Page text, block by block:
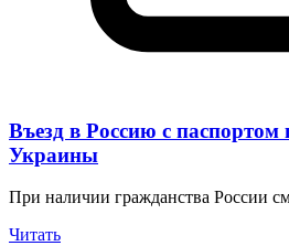
Въезд в Россию с паспортом
Украины
При наличии гражданства России
Читать